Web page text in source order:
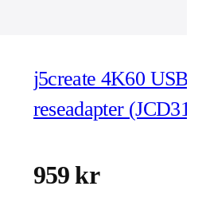
j5create 4K60 USB-C
reseadapter (JCD3191)
959 kr